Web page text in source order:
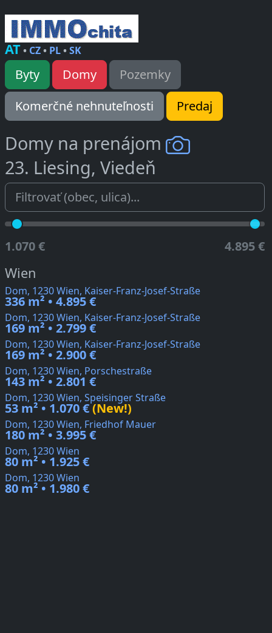
AT• CZ• PL•SK
Byty Domy
Pozemky
Komerčné nehnuteľnosti
Predaj
Domy na prenájom
23. Liesing, Viedeň
1.070 € 4.895 €
Wien
Dom, 1230 Wien, Kaiser-Franz-Josef-Straße
336 m² • 4.895 €
Dom, 1230 Wien, Kaiser-Franz-Josef-Straße
169 m² • 2.799 €
Dom, 1230 Wien, Kaiser-Franz-Josef-Straße
169 m² • 2.900 €
Dom, 1230 Wien, Porschestraße
143 m² • 2.801 €
Dom, 1230 Wien, Speisinger Straße
53 m² • 1.070 €(New!)
Dom, 1230 Wien, Friedhof Mauer
180 m² • 3.995 €
Dom, 1230 Wien
80 m² • 1.925 €
Dom, 1230 Wien
80 m² • 1.980 €